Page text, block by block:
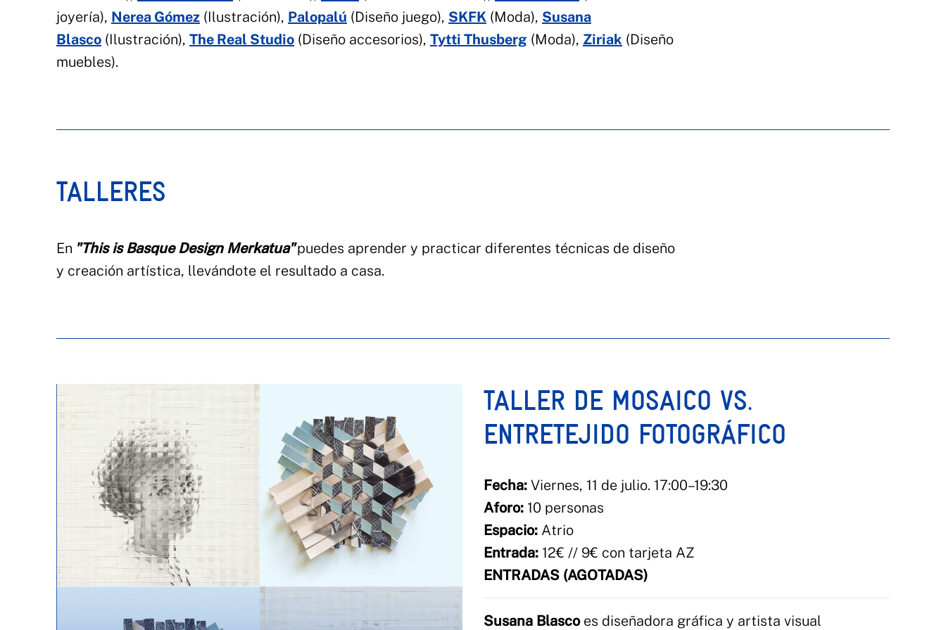
joyería), Nerea Gómez (Ilustración), Palopalú (Diseño juego), SKFK (Moda), Susana
Blasco (Ilustración), The Real Studio (Diseño accesorios), Tytti Thusberg (Moda), Ziriak (Diseño
muebles).
TALLERES
En "This is Basque Design Merkatua"puedes aprender y practicar diferentes técnicas de diseño
y creación artística, llevándote el resultado a casa.
TALLER DE MOSAICO VS.
ENTRETEJIDO FOTOGRÁFICO
Fecha: Viernes, 11 de julio. 17:00–19:30
Aforo: 10 personas
Espacio: Atrio
Entrada: 12€ // 9€ con tarjeta AZ
ENTRADAS (AGOTADAS)
Susana Blascoes diseñadora gráfica y artista visual